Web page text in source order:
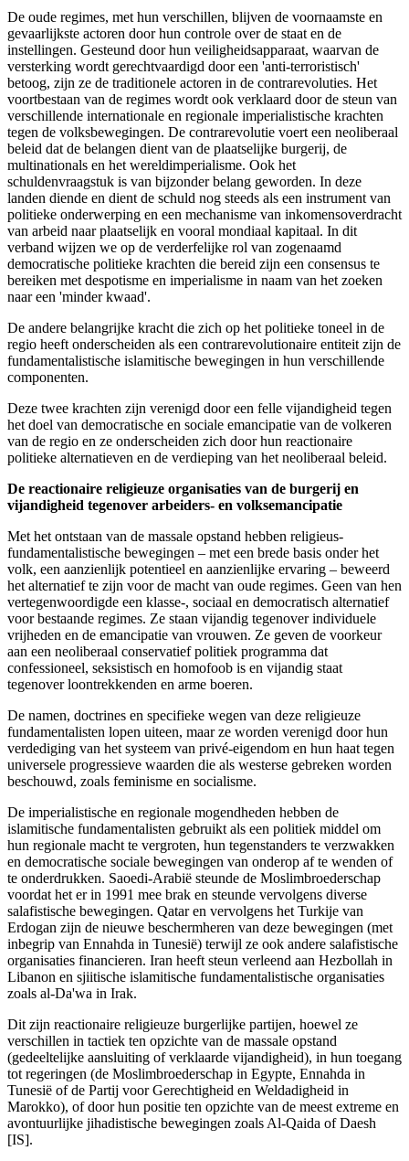
De oude regimes, met hun verschillen, blijven de voornaamste en
gevaarlijkste actoren door hun controle over de staat en de
instellingen. Gesteund door hun veiligheidsapparaat, waarvan de
versterking wordt gerechtvaardigd door een 'anti-terroristisch'
betoog, zijn ze de traditionele actoren in de contrarevoluties. Het
voortbestaan van de regimes wordt ook verklaard door de steun van
verschillende internationale en regionale imperialistische krachten
tegen de volksbewegingen. De contrarevolutie voert een neoliberaal
beleid dat de belangen dient van de plaatselijke burgerij, de
multinationals en het wereldimperialisme. Ook het
schuldenvraagstuk is van bijzonder belang geworden. In deze
landen diende en dient de schuld nog steeds als een instrument van
politieke onderwerping en een mechanisme van inkomensoverdracht
van arbeid naar plaatselijk en vooral mondiaal kapitaal. In dit
verband wijzen we op de verderfelijke rol van zogenaamd
democratische politieke krachten die bereid zijn een consensus te
bereiken met despotisme en imperialisme in naam van het zoeken
naar een 'minder kwaad'.
De andere belangrijke kracht die zich op het politieke toneel in de
regio heeft onderscheiden als een contrarevolutionaire entiteit zijn de
fundamentalistische islamitische bewegingen in hun verschillende
componenten.
Deze twee krachten zijn verenigd door een felle vijandigheid tegen
het doel van democratische en sociale emancipatie van de volkeren
van de regio en ze onderscheiden zich door hun reactionaire
politieke alternatieven en de verdieping van het neoliberaal beleid.
De reactionaire religieuze organisaties van de burgerij en
vijandigheid tegenover arbeiders- en volksemancipatie
Met het ontstaan van de massale opstand hebben religieus-
fundamentalistische bewegingen – met een brede basis onder het
volk, een aanzienlijk potentieel en aanzienlijke ervaring – beweerd
het alternatief te zijn voor de macht van oude regimes. Geen van hen
vertegenwoordigde een klasse-, sociaal en democratisch alternatief
voor bestaande regimes. Ze staan vijandig tegenover individuele
vrijheden en de emancipatie van vrouwen. Ze geven de voorkeur
aan een neoliberaal conservatief politiek programma dat
confessioneel, seksistisch en homofoob is en vijandig staat
tegenover loontrekkenden en arme boeren.
De namen, doctrines en specifieke wegen van deze religieuze
fundamentalisten lopen uiteen, maar ze worden verenigd door hun
verdediging van het systeem van privé-eigendom en hun haat tegen
universele progressieve waarden die als westerse gebreken worden
beschouwd, zoals feminisme en socialisme.
De imperialistische en regionale mogendheden hebben de
islamitische fundamentalisten gebruikt als een politiek middel om
hun regionale macht te vergroten, hun tegenstanders te verzwakken
en democratische sociale bewegingen van onderop af te wenden of
te onderdrukken. Saoedi-Arabië steunde de Moslimbroederschap
voordat het er in 1991 mee brak en steunde vervolgens diverse
salafistische bewegingen. Qatar en vervolgens het Turkije van
Erdogan zijn de nieuwe beschermheren van deze bewegingen (met
inbegrip van Ennahda in Tunesië) terwijl ze ook andere salafistische
organisaties financieren. Iran heeft steun verleend aan Hezbollah in
Libanon en sjiitische islamitische fundamentalistische organisaties
zoals al-Da'wa in Irak.
Dit zijn reactionaire religieuze burgerlijke partijen, hoewel ze
verschillen in tactiek ten opzichte van de massale opstand
(gedeeltelijke aansluiting of verklaarde vijandigheid), in hun toegang
tot regeringen (de Moslimbroederschap in Egypte, Ennahda in
Tunesië of de Partij voor Gerechtigheid en Weldadigheid in
Marokko), of door hun positie ten opzichte van de meest extreme en
avontuurlijke jihadistische bewegingen zoals Al-Qaida of Daesh
[IS].